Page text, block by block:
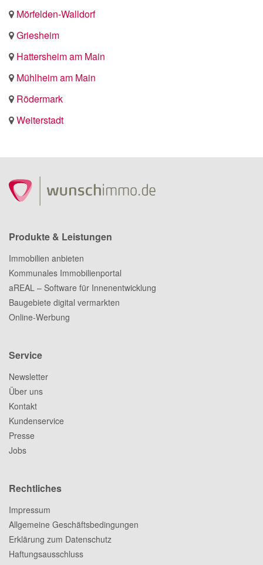
Mörfelden-Walldorf
Griesheim
Hattersheim am Main
Mühlheim am Main
Rödermark
Weiterstadt
Produkte & Leistungen
Immobilien anbieten
Kommunales Immobilienportal
aREAL – Software für Innenentwicklung
Baugebiete digital vermarkten
Online-Werbung
Service
Newsletter
Über uns
Kontakt
Kundenservice
Presse
Jobs
Rechtliches
Impressum
Allgemeine Geschäftsbedingungen
Erklärung zum Datenschutz
Haftungsausschluss